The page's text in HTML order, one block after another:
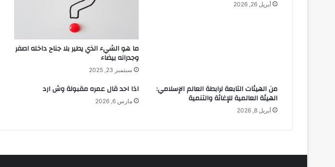
أبريل 26, 2026
ما هو الشيء الذي يطير بلا جناح داخله اصفر
وجدرانه بيضاء
سبتمبر 23, 2025
من الهيئات التابعة لرابطة العالم الإسلامي:
الهيئة العالمية للإغاثة والتنمية
أبريل 8, 2026
اذا احد قال عمره مقبولة وش ارد
مارس 6, 2026